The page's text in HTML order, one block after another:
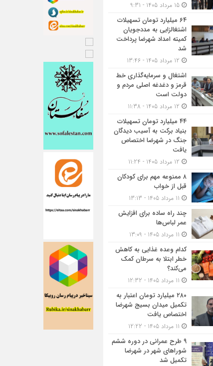
۶۴ میلیارد تومان تسهیلات
اشتغالزایی به مددجویان
کمیته امداد شهرضا پرداخت
شد
اشتغال و سرمایه‌گذاری خط
قرمز و دغدغه اصلی مردم و
دولت است
۴۴ میلیارد تومان تسهیلات
بنیاد برکت به آسیب دیدگان
جنگ در شهرضا اختصاص
یافت
۸ ممنوعه مهم برای کودکان
قبل از خواب
چند راه ساده برای افزایش
عمر لباس‌ها
کدام وعده غذایی به کاهش
خطر ابتلا به سرطان کمک
می‌کند؟
۲۸۰ میلیارد تومان اعتبار به
تکمیل میدان بسیج شهرضا
اختصاص یافت
۹ طرح عمرانی در دوره ششم
شوراهای شهر در شهرضا
تکمیل شد